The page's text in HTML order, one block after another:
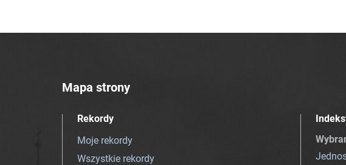
Mapa strony
Rekordy
Moje rekordy
Wszystkie rekordy